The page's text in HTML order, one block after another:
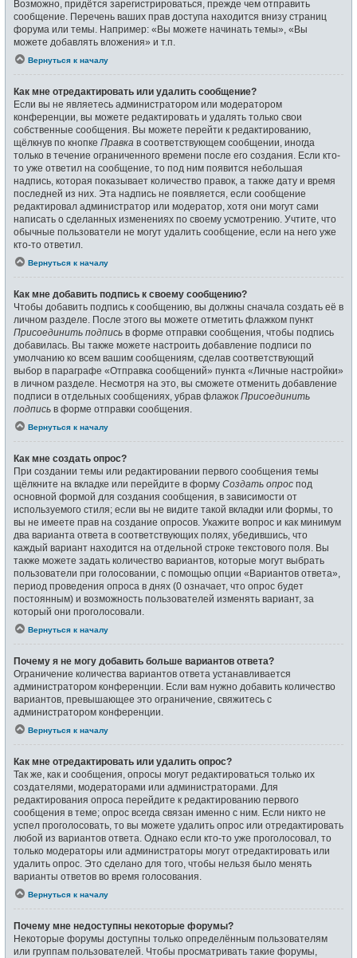
Возможно, придётся зарегистрироваться, прежде чем отправить
сообщение. Перечень ваших прав доступа находится внизу страниц
форума или темы. Например: «Вы можете начинать темы», «Вы
можете добавлять вложения» и т.п.
Вернуться к началу
Как мне отредактировать или удалить сообщение?
Если вы не являетесь администратором или модератором
конференции, вы можете редактировать и удалять только свои
собственные сообщения. Вы можете перейти к редактированию,
щёлкнув по кнопке Правка в соответствующем сообщении, иногда
только в течение ограниченного времени после его создания. Если кто-
то уже ответил на сообщение, то под ним появится небольшая
надпись, которая показывает количество правок, а также дату и время
последней из них. Эта надпись не появляется, если сообщение
редактировал администратор или модератор, хотя они могут сами
написать о сделанных изменениях по своему усмотрению. Учтите, что
обычные пользователи не могут удалить сообщение, если на него уже
кто-то ответил.
Вернуться к началу
Как мне добавить подпись к своему сообщению?
Чтобы добавить подпись к сообщению, вы должны сначала создать её в
личном разделе. После этого вы можете отметить флажком пункт
Присоединить подпись в форме отправки сообщения, чтобы подпись
добавилась. Вы также можете настроить добавление подписи по
умолчанию ко всем вашим сообщениям, сделав соответствующий
выбор в параграфе «Отправка сообщений» пункта «Личные настройки»
в личном разделе. Несмотря на это, вы сможете отменить добавление
подписи в отдельных сообщениях, убрав флажок Присоединить
подпись в форме отправки сообщения.
Вернуться к началу
Как мне создать опрос?
При создании темы или редактировании первого сообщения темы
щёлкните на вкладке или перейдите в форму Создать опрос под
основной формой для создания сообщения, в зависимости от
используемого стиля; если вы не видите такой вкладки или формы, то
вы не имеете прав на создание опросов. Укажите вопрос и как минимум
два варианта ответа в соответствующих полях, убедившись, что
каждый вариант находится на отдельной строке текстового поля. Вы
также можете задать количество вариантов, которые могут выбрать
пользователи при голосовании, с помощью опции «Вариантов ответа»,
период проведения опроса в днях (0 означает, что опрос будет
постоянным) и возможность пользователей изменять вариант, за
который они проголосовали.
Вернуться к началу
Почему я не могу добавить больше вариантов ответа?
Ограничение количества вариантов ответа устанавливается
администратором конференции. Если вам нужно добавить количество
вариантов, превышающее это ограничение, свяжитесь с
администратором конференции.
Вернуться к началу
Как мне отредактировать или удалить опрос?
Так же, как и сообщения, опросы могут редактироваться только их
создателями, модераторами или администраторами. Для
редактирования опроса перейдите к редактированию первого
сообщения в теме; опрос всегда связан именно с ним. Если никто не
успел проголосовать, то вы можете удалить опрос или отредактировать
любой из вариантов ответа. Однако если кто-то уже проголосовал, то
только модераторы или администраторы могут отредактировать или
удалить опрос. Это сделано для того, чтобы нельзя было менять
варианты ответов во время голосования.
Вернуться к началу
Почему мне недоступны некоторые форумы?
Некоторые форумы доступны только определённым пользователям
или группам пользователей. Чтобы просматривать такие форумы,